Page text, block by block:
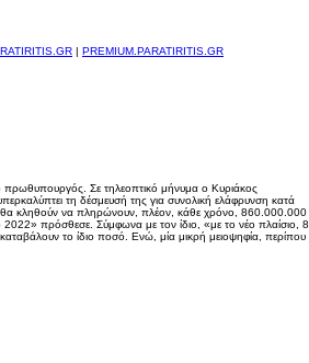
| PREMIUM.PARATIRITIS.GR
πρωθυπουργός. Σε τηλεοπτικό μήνυμα ο Κυριάκος
τη δέσμευσή της για συνολική ελάφρυνση κατά
θα κληθούν να πληρώνουν, πλέον, κάθε χρόνο, 860.000.000
πρόσθεσε. Σύμφωνα με τον ίδιο, «με το νέο πλαίσιο, 8
το ίδιο ποσό. Ενώ, μία μικρή μειοψηφία, περίπου